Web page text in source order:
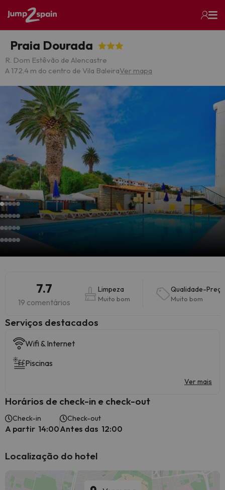
Praia Dourada
R. Dom Estêvão de Alencastre
A 172.4 m do centro de Vila BaleiraVer mapa
7.7
19 comentários
Limpeza
Muito bom
Qualidade-Preço
Muito bom
Serviços destacados
Wifi & Internet
Piscinas
Ver mais
Horários de check-in e check-out
Check-in
A partir 14:00
Check-out
Antes das 12:00
Localização do hotel